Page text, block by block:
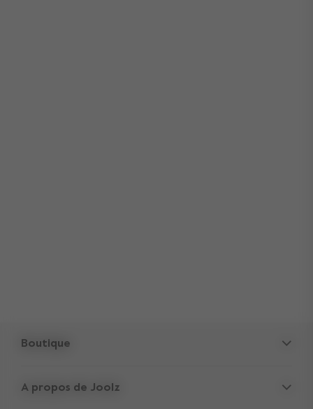
Boutique
Accessoires
A propos de Joolz